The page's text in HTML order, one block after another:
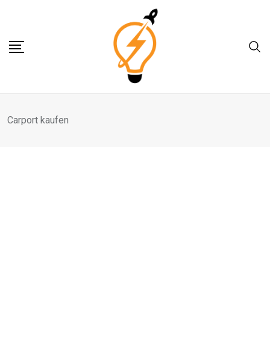
content
Carport kaufen